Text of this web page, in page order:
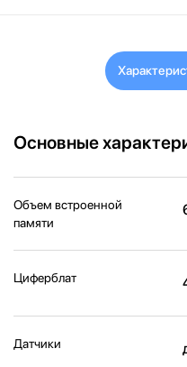
Основные
Объем встроенной
памяти
Циферблат
Датчики